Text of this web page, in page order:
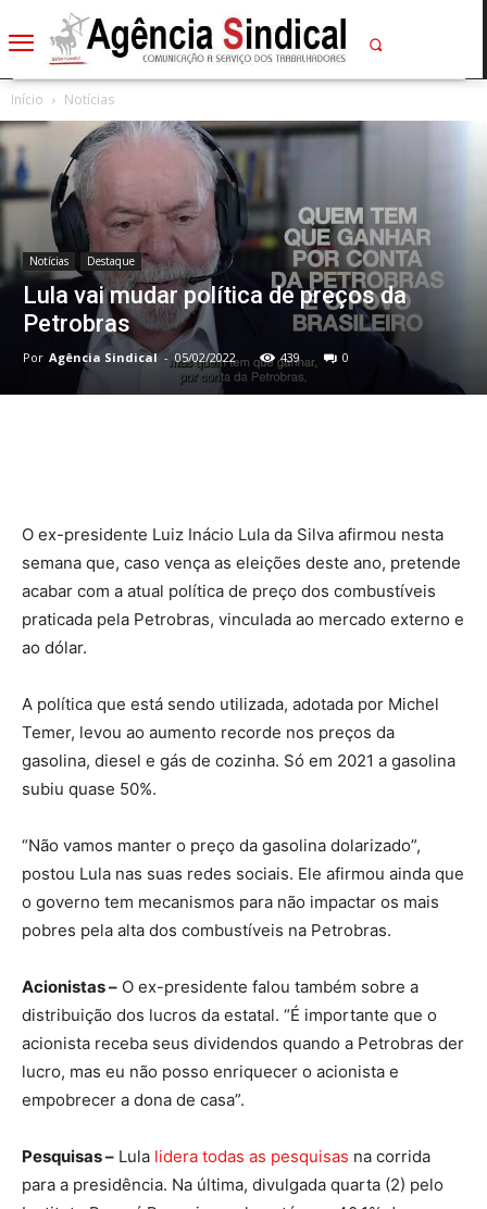
Início Notícias
Notícias Destaque
Lula vai mudar política de preços da
Petrobras
Por Agência Sindical - 05/02/2022 439 0
O ex-presidente Luiz Inácio Lula da Silva afirmou nesta
semana que, caso vença as eleições deste ano, pretende
acabar com a atual política de preço dos combustíveis
praticada pela Petrobras, vinculada ao mercado externo e
ao dólar.
A política que está sendo utilizada, adotada por Michel
Temer, levou ao aumento recorde nos preços da
gasolina, diesel e gás de cozinha. Só em 2021 a gasolina
subiu quase 50%.
“Não vamos manter o preço da gasolina dolarizado”,
postou Lula nas suas redes sociais. Ele afirmou ainda que
o governo tem mecanismos para não impactar os mais
pobres pela alta dos combustíveis na Petrobras.
Acionistas – O ex-presidente falou também sobre a
distribuição dos lucros da estatal. “É importante que o
acionista receba seus dividendos quando a Petrobras der
lucro, mas eu não posso enriquecer o acionista e
empobrecer a dona de casa”.
Pesquisas – Lula lidera todas as pesquisas na corrida
para a presidência. Na última, divulgada quarta (2) pelo